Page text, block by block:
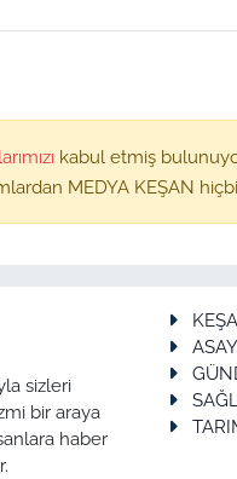
kabul etmiş
MEDYA KEŞAN
sizleri
bir araya
haber